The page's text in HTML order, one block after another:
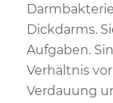
Dickdarms.
Aufgaben.
Verhältnis
Verdauung